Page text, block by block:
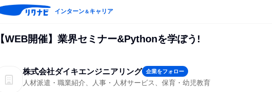
インターン＆キャリア
【WEB開催】業界セミナー&Pythonを学ぼう!
株式会社ダイキエンジニアリング 企業をフォロー
人材派遣・職業紹介、人事・人材サービス、保育・幼児教育